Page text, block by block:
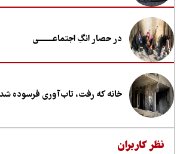
در حصار انگِ اجتماعــــــــی
خانه که رفت، تاب‌آوری فرسوده شد
کاربران